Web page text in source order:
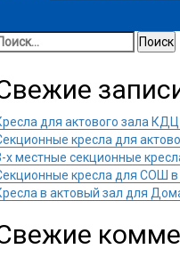
для актового зала КДЦ
кресла для
х местные секционные
кресла для СОШ в
в актовый зал для